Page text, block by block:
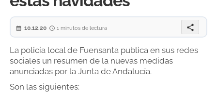
10.12.20 1 minutos de lectura share
La policía local de Fuensanta publica en sus redes
sociales un resumen de la nuevas medidas
anunciadas por la Junta de Andalucía.
Son las siguientes: